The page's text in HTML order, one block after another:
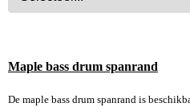
Cadeaubon
Maple bass drum spanrand
De maple bass drum spanrand is